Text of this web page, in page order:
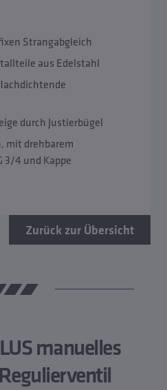
Strangabgleich
aus Edelstahl
durch Justierbügel
mit drehbarem
3/4 und Kappe
Zurück zur Übersicht
manuelles